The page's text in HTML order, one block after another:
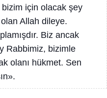
için olacak şey
Allah dileye.
Biz ancak
Rabbimiz, bizimle
olanı hükmet. Sen